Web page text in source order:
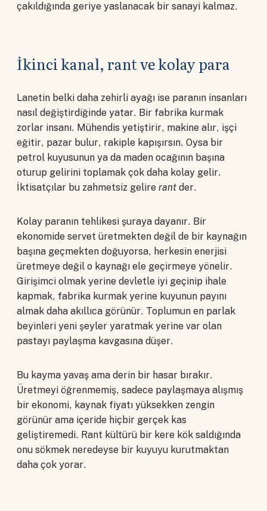
çakıldığında geriye yaslanacak bir sanayi kalmaz.
İkinci kanal, rant ve kolay para
Lanetin belki daha zehirli ayağı ise paranın insanları
nasıl değiştirdiğinde yatar. Bir fabrika kurmak
zorlar insanı. Mühendis yetiştirir, makine alır, işçi
eğitir, pazar bulur, rakiple kapışırsın. Oysa bir
petrol kuyusunun ya da maden ocağının başına
oturup gelirini toplamak çok daha kolay gelir.
İktisatçılar bu zahmetsiz gelire rant der.
Kolay paranın tehlikesi şuraya dayanır. Bir
ekonomide servet üretmekten değil de bir kaynağın
başına geçmekten doğuyorsa, herkesin enerjisi
üretmeye değil o kaynağı ele geçirmeye yönelir.
Girişimci olmak yerine devletle iyi geçinip ihale
kapmak, fabrika kurmak yerine kuyunun payını
almak daha akıllıca görünür. Toplumun en parlak
beyinleri yeni şeyler yaratmak yerine var olan
pastayı paylaşma kavgasına düşer.
Bu kayma yavaş ama derin bir hasar bırakır.
Üretmeyi öğrenmemiş, sadece paylaşmaya alışmış
bir ekonomi, kaynak fiyatı yüksekken zengin
görünür ama içeride hiçbir gerçek kas
geliştiremedi. Rant kültürü bir kere kök saldığında
onu sökmek neredeyse bir kuyuyu kurutmaktan
daha çok yorar.